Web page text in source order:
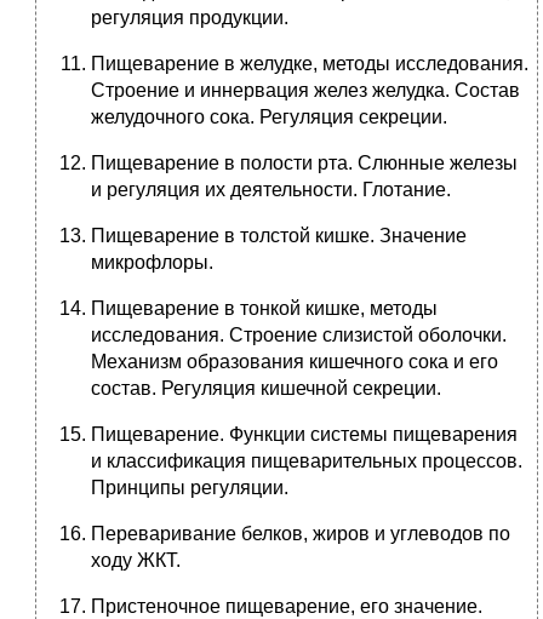
регуляция продукции.
Пищеварение в желудке, методы исследования.
Строение и иннервация желез желудка. Состав
желудочного сока. Регуляция секреции.
Пищеварение в полости рта. Слюнные железы
и регуляция их деятельности. Глотание.
Пищеварение в толстой кишке. Значение
микрофлоры.
Пищеварение в тонкой кишке, методы
исследования. Строение слизистой оболочки.
Механизм образования кишечного сока и его
состав. Регуляция кишечной секреции.
Пищеварение. Функции системы пищеварения
и классификация пищеварительных процессов.
Принципы регуляции.
Переваривание белков, жиров и углеводов по
ходу ЖКТ.
Пристеночное пищеварение, его значение.